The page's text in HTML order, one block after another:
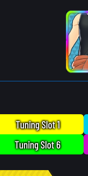
Tuning Slot 1
Tuning Slot 6